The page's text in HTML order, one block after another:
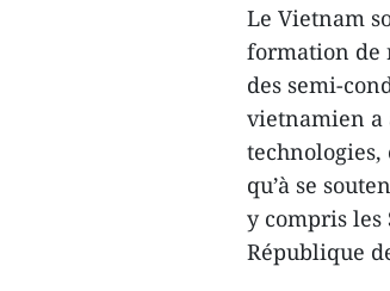
Le Vietnam
formation de
des semi-
vietnamien a
qu’à se
y compris les
République